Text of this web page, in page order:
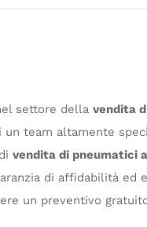
settore della vendita
team altamente
vendita di pneumatici
di affidabilità
un preventivo